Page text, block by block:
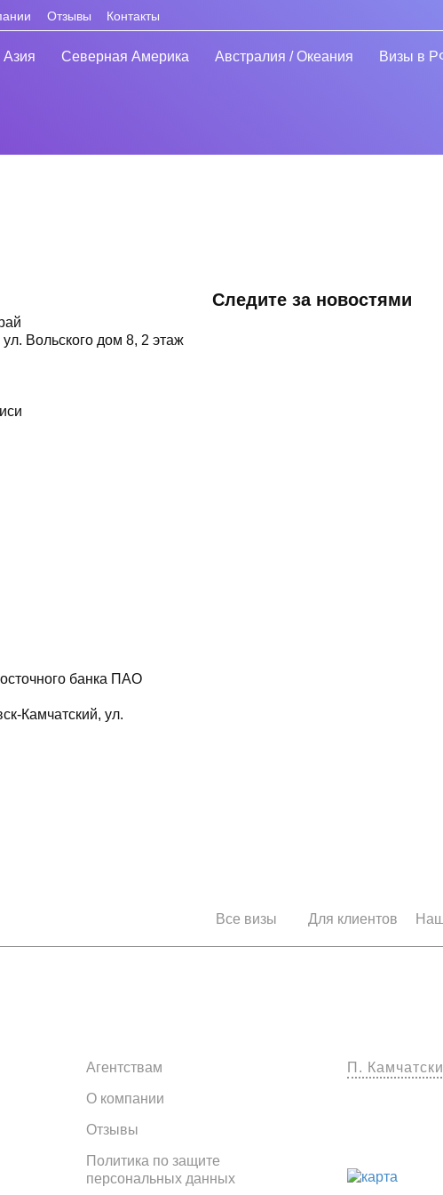
Отзывы Контакты
Азия Северная Америка Австралия / Океания Визы в
Вольского дом 8, 2 этаж
банка ПАО
Камчатский, ул.
Следите за новостями
Все визы Для клиентов
Агентствам
О компании
Отзывы
Политика по защите
персональных данных
П.